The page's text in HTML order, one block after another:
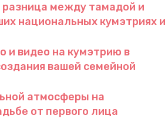
разница между тамадой и
национальных кумэтриях и
и видео на кумэтрию в
вашей семейной
атмосферы на
от первого лица